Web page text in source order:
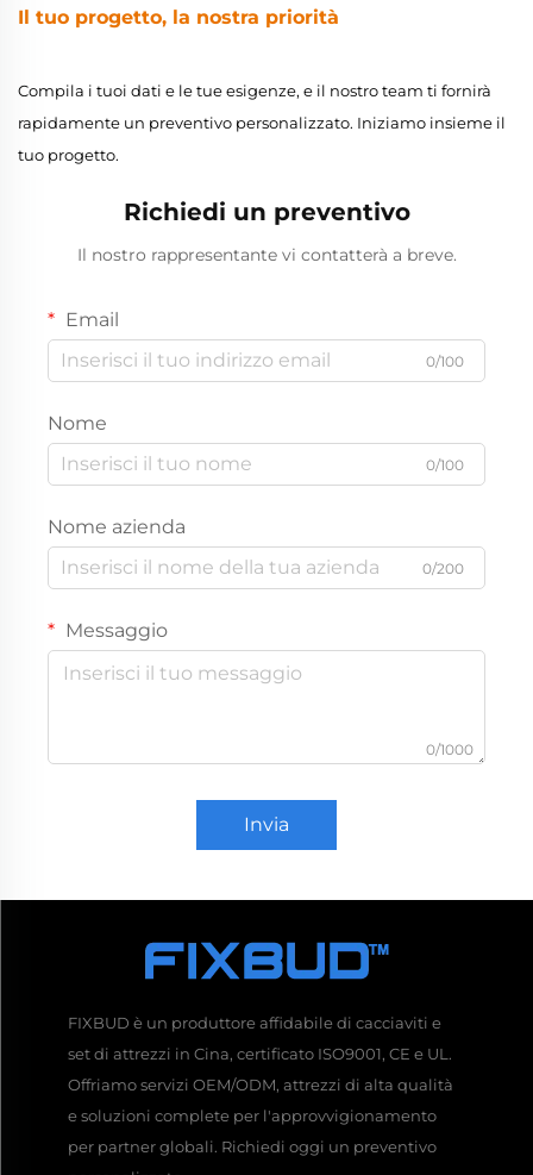
Il tuo progetto, la nostra priorità
Compila i tuoi dati e le tue esigenze, e il nostro team ti fornirà
rapidamente un preventivo personalizzato. Iniziamo insieme il
tuo progetto.
Richiedi un preventivo
Il nostro rappresentante vi contatterà a breve.
Email
0/100
Nome
0/100
Nome azienda
0/200
Messaggio
0/1000
Invia
FIXBUD è un produttore affidabile di cacciaviti e
set di attrezzi in Cina, certificato ISO9001, CE e UL.
Offriamo servizi OEM/ODM, attrezzi di alta qualità
e soluzioni complete per l'approvvigionamento
per partner globali. Richiedi oggi un preventivo